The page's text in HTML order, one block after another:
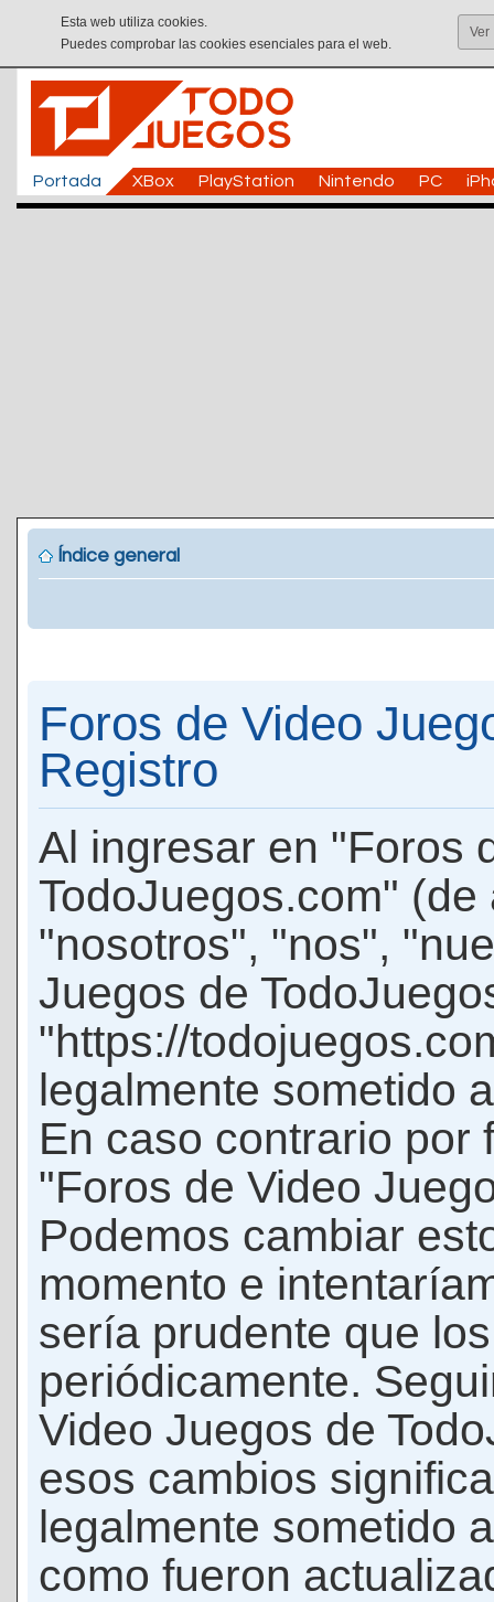
Esta web utiliza cookies.
Puedes comprobar las cookies esenciales para el web.
Ver
Portada XBox PlayStation Nintendo PC
Índice general
Foros de Video
Registro
Al ingresar en "Foros
TodoJuegos.com"
"nosotros", "nos",
Juegos de
"https://
legalmente sometido
En caso contrario por
"Foros de Video
Podemos cambiar
momento e
sería prudente que
periódicamente.
Video Juegos de
esos cambios
legalmente sometido
como fueron